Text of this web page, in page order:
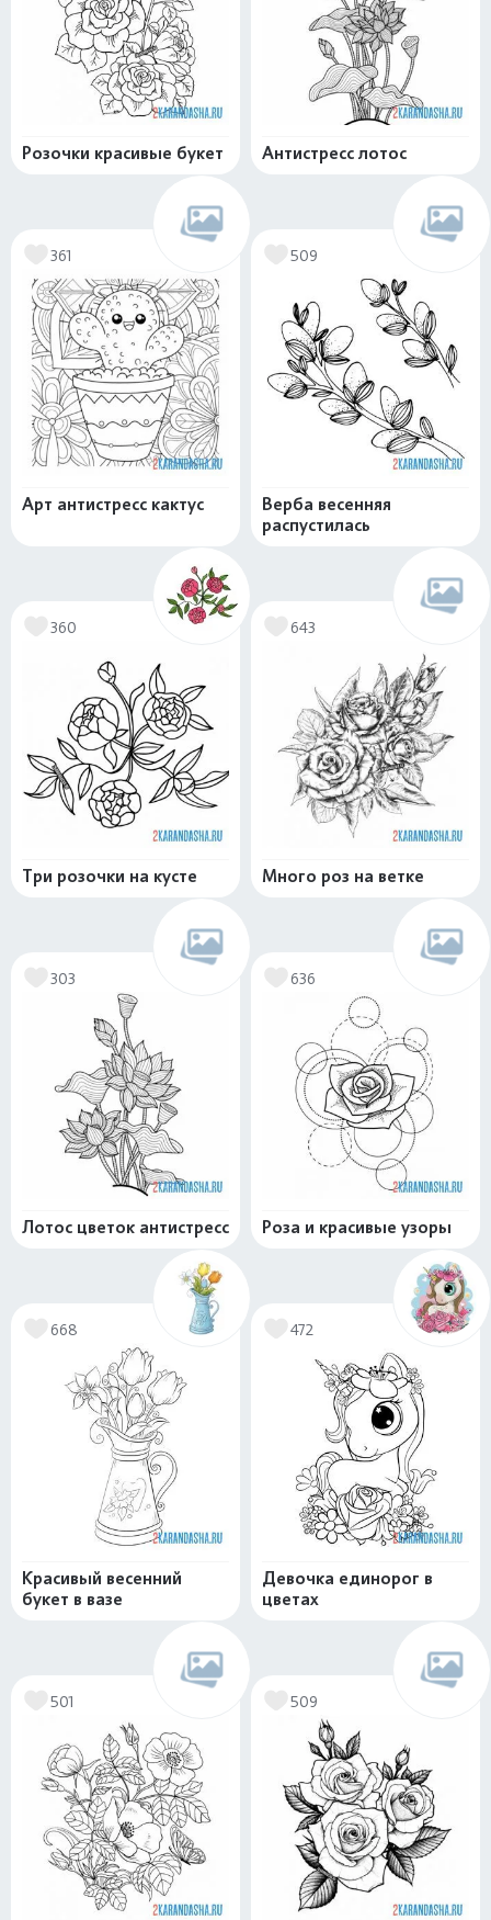
Розочки красивые букет Антистресс лотос
361
Арт антистресс кактус
509
Верба весенняя
распустилась
360
Три розочки на кусте
643
Много роз на ветке
303
Лотос цветок антистресс
636
Роза и красивые узоры
668
Красивый весенний
букет в вазе
472
Девочка единорог в
цветах
501 509